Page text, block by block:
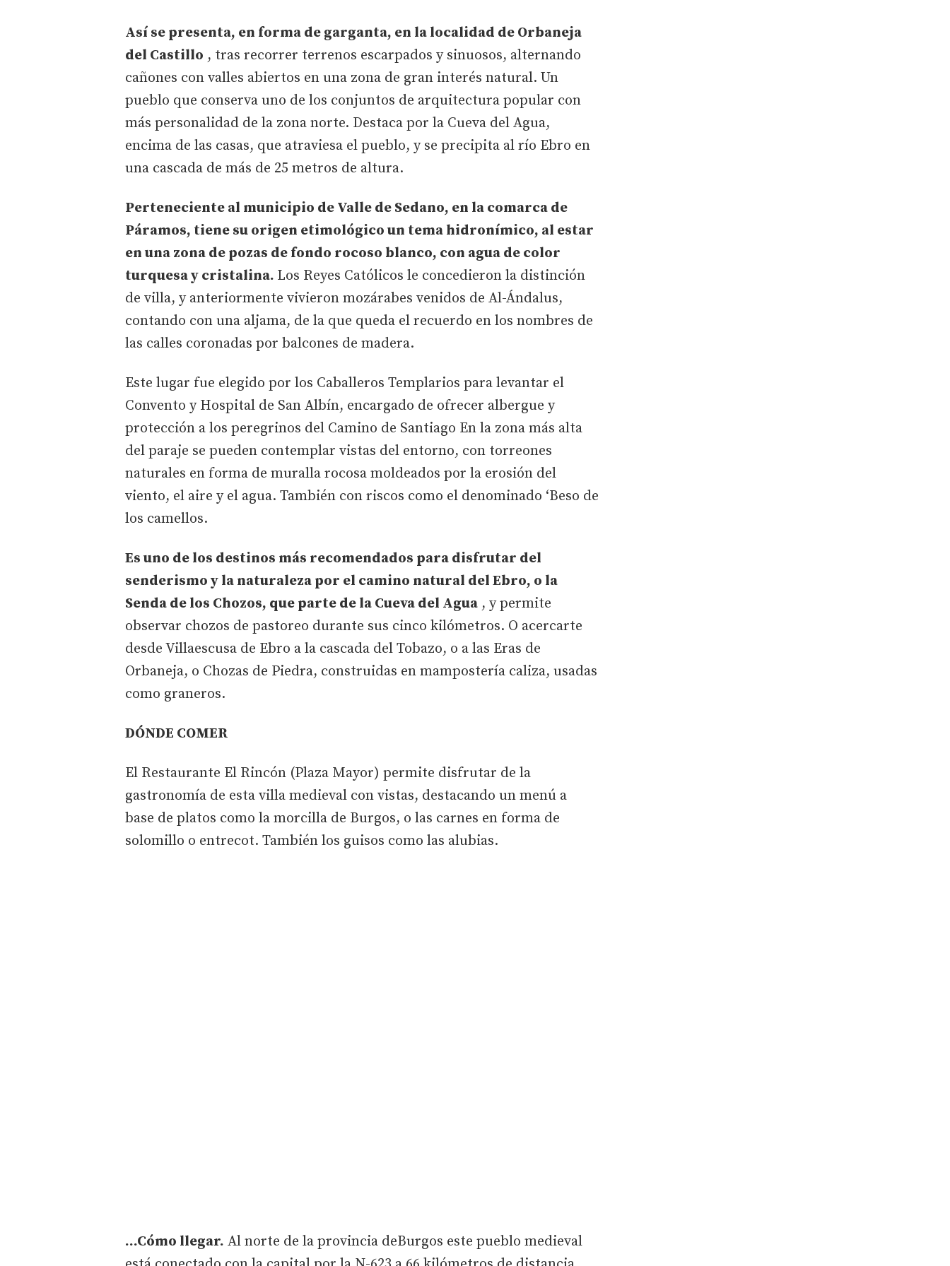
Así se presenta, en forma de garganta, en la localidad de Orbaneja
del Castillo , tras recorrer terrenos escarpados y sinuosos, alternando
cañones con valles abiertos en una zona de gran interés natural. Un
pueblo que conserva uno de los conjuntos de arquitectura popular con
más personalidad de la zona norte. Destaca por la Cueva del Agua,
encima de las casas, que atraviesa el pueblo, y se precipita al río Ebro en
una cascada de más de 25 metros de altura.
Perteneciente al municipio de Valle de Sedano, en la comarca de
Páramos, tiene su origen etimológico un tema hidronímico, al estar
en una zona de pozas de fondo rocoso blanco, con agua de color
turquesa y cristalina. Los Reyes Católicos le concedieron la distinción
de villa, y anteriormente vivieron mozárabes venidos de Al-Ándalus,
contando con una aljama, de la que queda el recuerdo en los nombres de
las calles coronadas por balcones de madera.
Este lugar fue elegido por los Caballeros Templarios para levantar el
Convento y Hospital de San Albín, encargado de ofrecer albergue y
protección a los peregrinos del Camino de Santiago En la zona más alta
del paraje se pueden contemplar vistas del entorno, con torreones
naturales en forma de muralla rocosa moldeados por la erosión del
viento, el aire y el agua. También con riscos como el denominado ‘Beso de
los camellos.
Es uno de los destinos más recomendados para disfrutar del
senderismo y la naturaleza por el camino natural del Ebro, o la
Senda de los Chozos, que parte de la Cueva del Agua , y permite
observar chozos de pastoreo durante sus cinco kilómetros. O acercarte
desde Villaescusa de Ebro a la cascada del Tobazo, o a las Eras de
Orbaneja, o Chozas de Piedra, construidas en mampostería caliza, usadas
como graneros.
DÓNDE COMER
El Restaurante El Rincón (Plaza Mayor) permite disfrutar de la
gastronomía de esta villa medieval con vistas, destacando un menú a
base de platos como la morcilla de Burgos, o las carnes en forma de
solomillo o entrecot. También los guisos como las alubias.
...Cómo llegar. Al norte de la provincia deBurgos este pueblo medieval